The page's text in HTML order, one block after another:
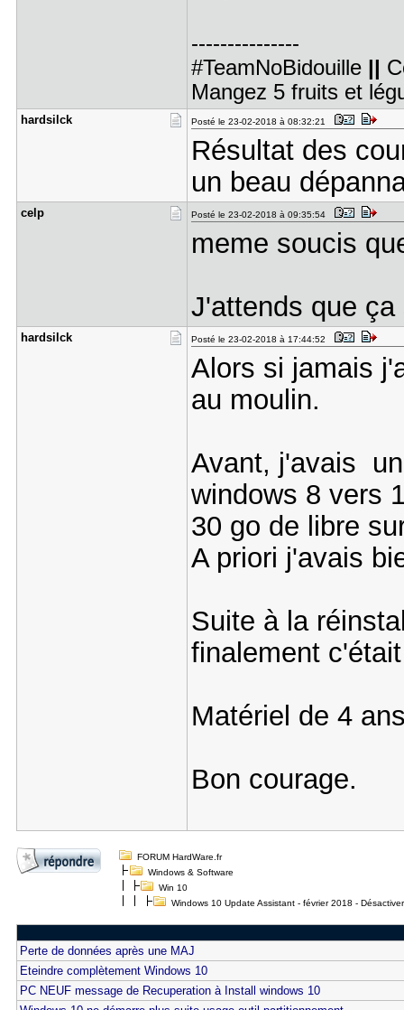
---------------
#TeamNoBidouille ||
Mangez 5 fruits et
hardsilck Posté le 23-02-2018 à 08:32:21
Résultat des
un beau
celp Posté le 23-02-2018 à 09:35:54
meme soucis
J'attends que
hardsilck Posté le 23-02-2018 à 17:44:52
Alors si jamais
au moulin.
Avant, j'avais
windows 8 vers
30 go de libre
A priori j'avais
Suite à la
finalement
Matériel de 4
Bon courage.
FORUM HardWare.fr
Windows & Software
Win 10
Windows 10 Update Assistant - février 2018 -
Perte de données après une MAJ
Eteindre complètement Windows 10
PC NEUF message de Recuperation à Install windows 10